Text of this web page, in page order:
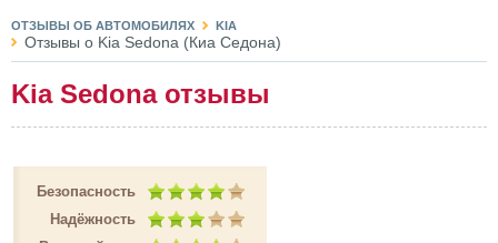
ОТЗЫВЫ ОБ АВТОМОБИЛЯХ KIA
Отзывы о Kia Sedona (Киа Седона)
Kia Sedona отзывы
Безопасность
Надёжность